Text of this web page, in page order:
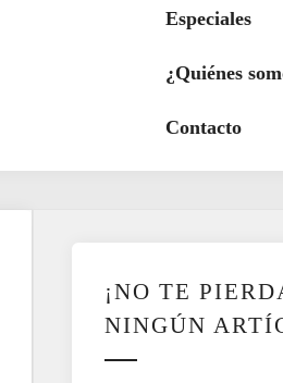
Especiales
¿Quiénes
Contacto
¡NO TE
NINGÚN